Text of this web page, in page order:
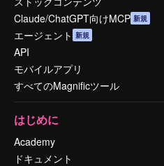
Claude/ChatGPT向けMCP 新規
エージェント 新規
API
モバイルアプリ
すべてのMagnificツール
はじめに
Academy
ドキュメント